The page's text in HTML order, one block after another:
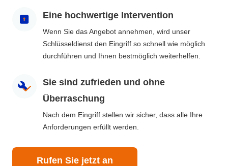
Eine hochwertige Intervention
Wenn Sie das Angebot annehmen, wird unser
Schlüsseldienst den Eingriff so schnell wie möglich
durchführen und Ihnen bestmöglich weiterhelfen.
Sie sind zufrieden und ohne
Überraschung
Nach dem Eingriff stellen wir sicher, dass alle Ihre
Anforderungen erfüllt werden.
Rufen Sie jetzt an